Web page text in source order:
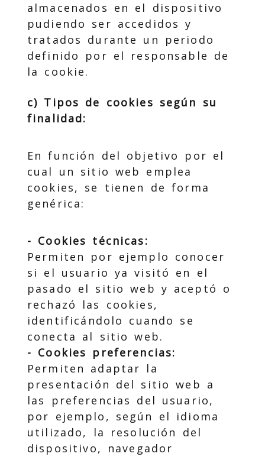
almacenados en el dispositivo
pudiendo ser accedidos y
tratados durante un periodo
definido por el responsable de
la cookie.
c) Tipos de cookies según su
finalidad:
En función del objetivo por el
cual un sitio web emplea
cookies, se tienen de forma
genérica:
- Cookies técnicas:
Permiten por ejemplo conocer
si el usuario ya visitó en el
pasado el sitio web y aceptó o
rechazó las cookies,
identificándolo cuando se
conecta al sitio web.
- Cookies preferencias:
Permiten adaptar la
presentación del sitio web a
las preferencias del usuario,
por ejemplo, según el idioma
utilizado, la resolución del
dispositivo, navegador